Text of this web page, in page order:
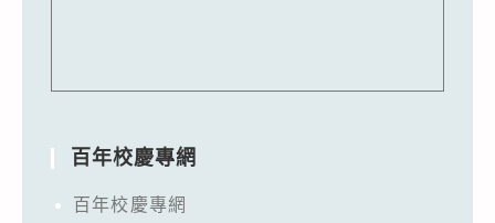
百年校慶專網
百年校慶專網